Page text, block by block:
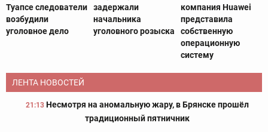
Туапсе следователи
возбудили
уголовное дело
задержали
начальника
уголовного розыска
компания Huawei
представила
собственную
операционную
систему
ЛЕНТА НОВОСТЕЙ
21:13 Несмотря на аномальную жару, в Брянске прошёл
традиционный пятничник